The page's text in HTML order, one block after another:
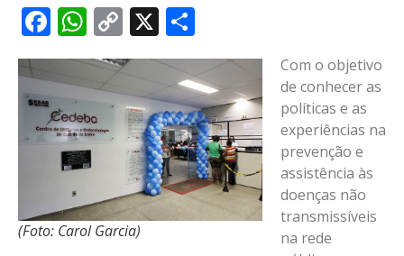
Facebook
WhatsApp
Copy
Link
X
(Foto: Carol Garcia)
Com o objetivo
de conhecer as
políticas e as
experiências na
prevenção e
assistência às
doenças não
transmissíveis
na rede